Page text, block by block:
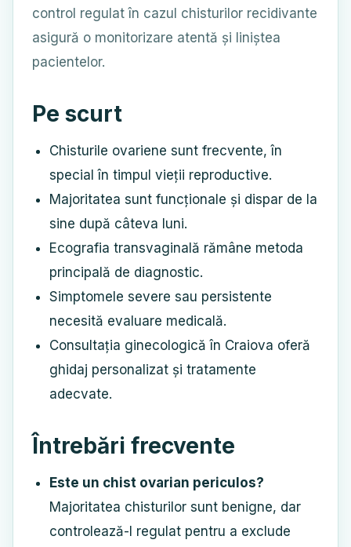
control regulat în cazul chisturilor recidivante
asigură o monitorizare atentă și liniștea
pacientelor.
Pe scurt
Chisturile ovariene sunt frecvente, în
special în timpul vieții reproductive.
Majoritatea sunt funcționale și dispar de la
sine după câteva luni.
Ecografia transvaginală rămâne metoda
principală de diagnostic.
Simptomele severe sau persistente
necesită evaluare medicală.
Consultația ginecologică în Craiova oferă
ghidaj personalizat și tratamente
adecvate.
Întrebări frecvente
Este un chist ovarian periculos?
Majoritatea chisturilor sunt benigne, dar
controlează-l regulat pentru a exclude